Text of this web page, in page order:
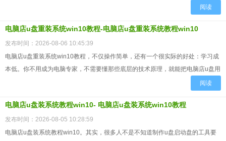
阅读
电脑店u盘重装系统win10教程-电脑店u盘重装系统教程win10
发布时间：2026-08-06 10:45:39
电脑店u盘重装系统win10教程，不仅操作简单，还有一个很实际的好处：学习成
本低。你不用成为电脑专家，不需要懂那些底层的技术原理，就能把电脑店u盘用
阅读
电脑店u盘装系统教程win10- 电脑店u盘装系统win10教程
发布时间：2026-08-05 10:28:59
电脑店u盘装系统教程win10。其实，很多人不是不知道制作u盘启动盘的工具要